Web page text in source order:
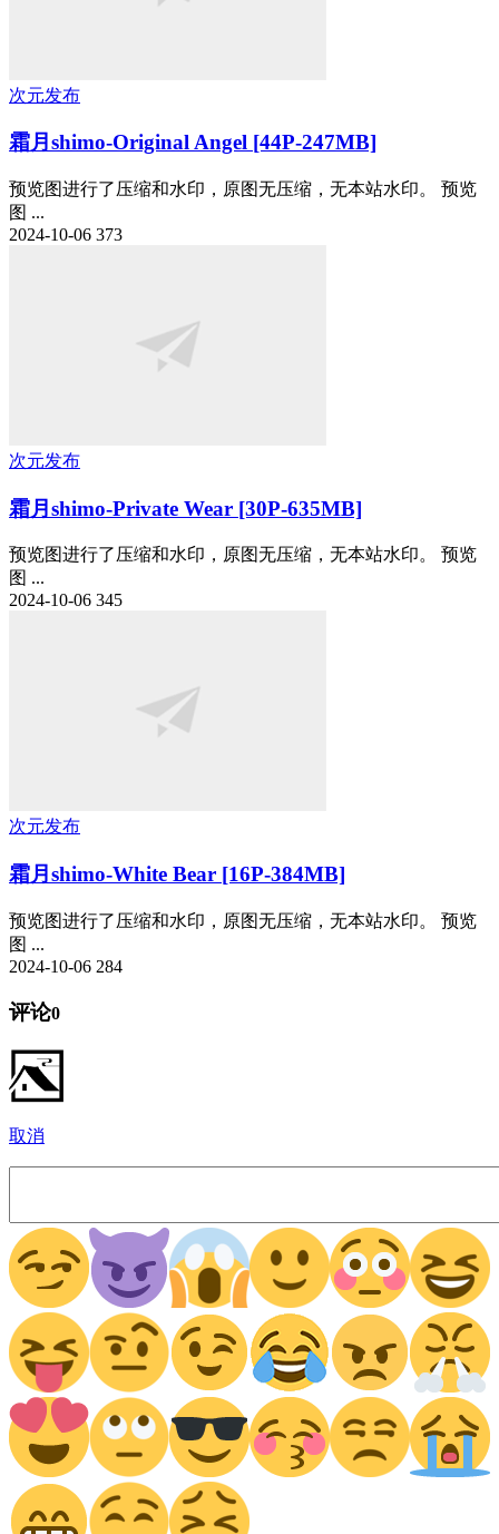
次元发布
霜月shimo-Original Angel [44P-247MB]
预览图进行了压缩和水印，原图无压缩，无本站水印。 预览
图 ...
2024-10-06 373
次元发布
霜月shimo-Private Wear [30P-635MB]
预览图进行了压缩和水印，原图无压缩，无本站水印。 预览
图 ...
2024-10-06 345
次元发布
霜月shimo-White Bear [16P-384MB]
预览图进行了压缩和水印，原图无压缩，无本站水印。 预览
图 ...
2024-10-06 284
评论0
取消